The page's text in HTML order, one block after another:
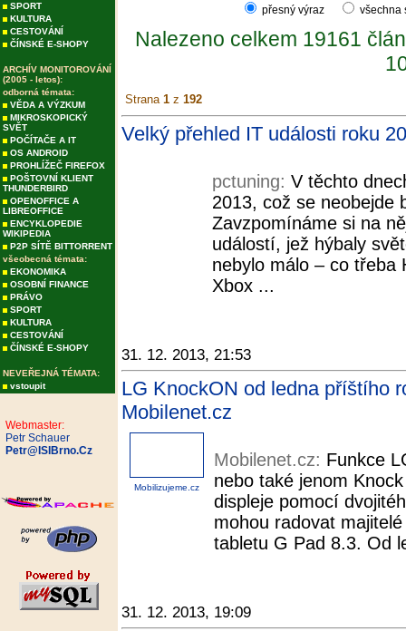
SPORT
KULTURA
CESTOVÁNÍ
ČÍNSKÉ E-SHOPY
ARCHÍV MONITOROVÁNÍ
(2005 - letos):
odborná témata:
VĚDA A VÝZKUM
MIKROSKOPICKÝ
SVĚT
POČÍTAČE A IT
OS ANDROID
PROHLÍŽEČ FIREFOX
POŠTOVNÍ KLIENT
THUNDERBIRD
OPENOFFICE A
LIBREOFFICE
ENCYKLOPEDIE
WIKIPEDIA
P2P SÍTĚ BITTORRENT
všeobecná témata:
EKONOMIKA
OSOBNÍ FINANCE
PRÁVO
SPORT
KULTURA
CESTOVÁNÍ
ČÍNSKÉ E-SHOPY
NEVEŘEJNÁ TÉMATA:
vstoupit
Webmaster:
Petr Schauer
Petr@ISIBrno.Cz
přesný výraz
Nalezeno celkem 19161
Strana 1 z 192
Velký přehled IT události roku
pctuning: V těchto
2013, což se neobejde
Zavzpomínáme si na
událostí, jež hýbaly
nebylo málo – co třeba
Xbox ...
31. 12. 2013, 21:53
LG KnockON od ledna příštího
Mobilenet.cz
Mobilizujeme.cz
Mobilenet.cz: Funkce
nebo také jenom
displeje pomocí
mohou radovat
tabletu G Pad 8.3. Od
31. 12. 2013, 19:09